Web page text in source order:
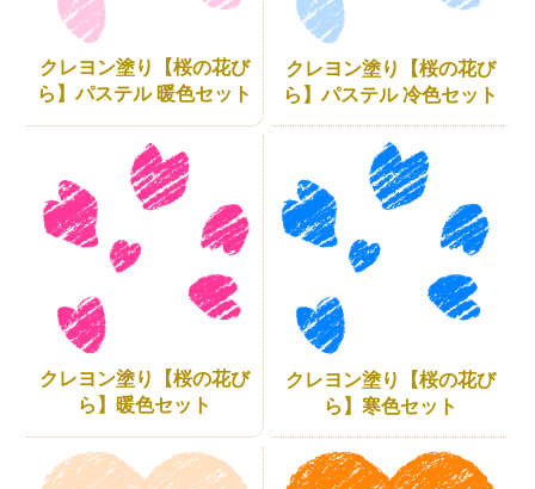
クレヨン塗り【桜の花び
ら】パステル 暖色セット
クレヨン塗り【桜の花び
ら】パステル 冷色セット
クレヨン塗り【桜の花び
ら】暖色セット
クレヨン塗り【桜の花び
ら】寒色セット